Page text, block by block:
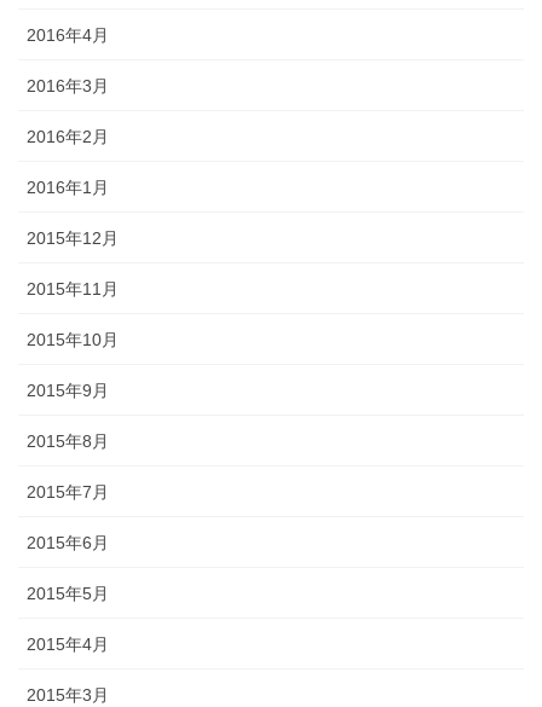
2016年4月
2016年3月
2016年2月
2016年1月
2015年12月
2015年11月
2015年10月
2015年9月
2015年8月
2015年7月
2015年6月
2015年5月
2015年4月
2015年3月